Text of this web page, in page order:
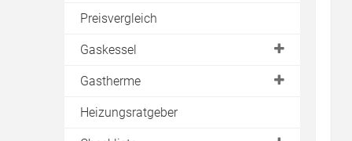
Preisvergleich
Gaskessel
Gasheizungen von Buderus
Gasheizungen von Viessmann
Gastherme
Brennwerttherme
Kombitherme
Heizungsratgeber